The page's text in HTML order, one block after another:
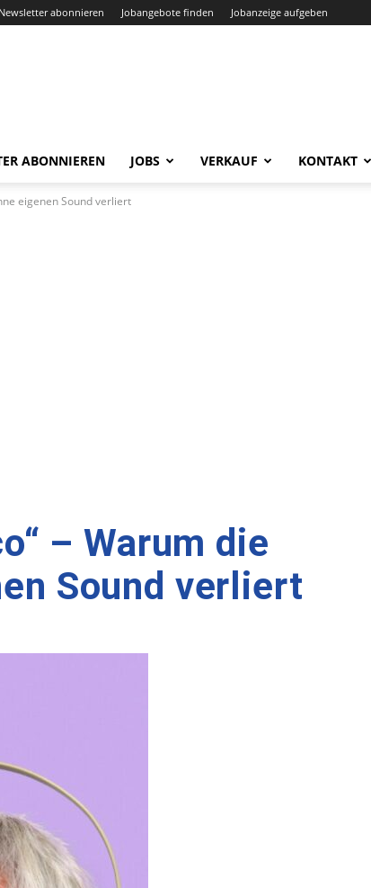
Newsletter abonnieren Jobangebote finden Jobanzeige aufgeben
ABONNIEREN JOBS VERKAUF KONTAKT
eigenen Sound verliert
– Warum die
Sound verliert